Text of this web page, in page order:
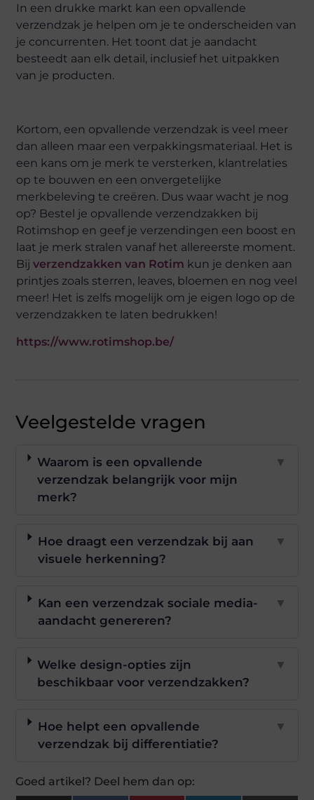
In een drukke markt kan een opvallende
verzendzak je helpen om je te onderscheiden van
je concurrenten. Het toont dat je aandacht
besteedt aan elk detail, inclusief het uitpakken
van je producten.
Kortom, een opvallende verzendzak is veel meer
dan alleen maar een verpakkingsmateriaal. Het is
een kans om je merk te versterken, klantrelaties
op te bouwen en een onvergetelijke
merkbeleving te creëren. Dus waar wacht je nog
op? Bestel je opvallende verzendzakken bij
Rotimshop en geef je verzendingen een boost en
laat je merk stralen vanaf het allereerste moment.
Bijverzendzakken van Rotim kun je denken aan
printjes zoals sterren, leaves, bloemen en nog veel
meer! Het is zelfs mogelijk om je eigen logo op de
verzendzakken te laten bedrukken!
https://www.rotimshop.be/
Veelgestelde vragen
Waarom is een opvallende
verzendzak belangrijk voor mijn
merk?
▼
Hoe draagt een verzendzak bij aan
visuele herkenning?
▼
Kan een verzendzak sociale media-
aandacht genereren?
▼
Welke design-opties zijn
beschikbaar voor verzendzakken?
▼
Hoe helpt een opvallende
verzendzak bij differentiatie?
▼
Goed artikel? Deel hem dan op: